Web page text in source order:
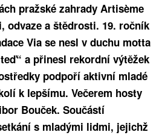
pražské zahrady Artisème
odvaze a štědrosti. 19. ročník
Via se nesl v duchu motta
a přinesl rekordní výtěžek
podpoří aktivní mladé
k lepšímu. Večerem hosty
Bouček. Součástí
s mladými lidmi, jejichž